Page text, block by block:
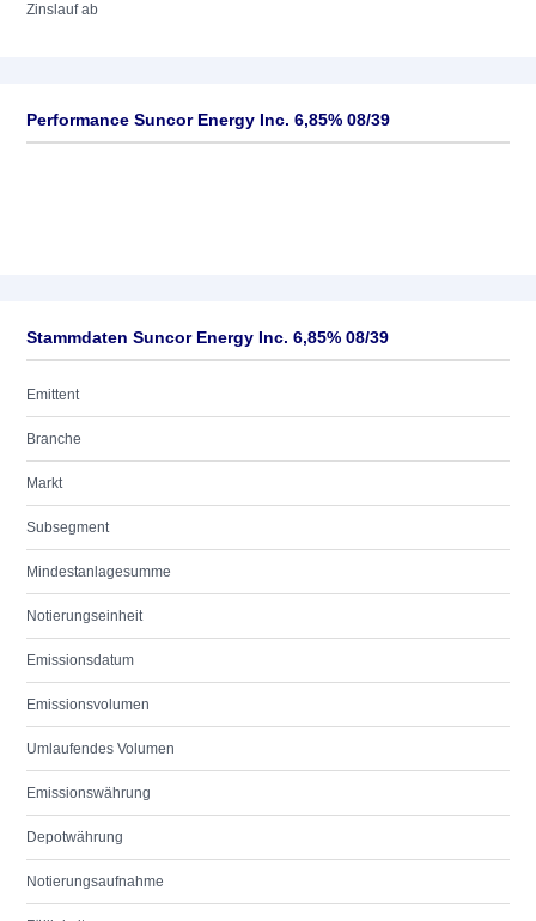
Zinslauf ab
Performance Suncor Energy Inc. 6,85% 08/39
Stammdaten Suncor Energy Inc. 6,85% 08/39
Emittent
Branche
Markt
Subsegment
Mindestanlagesumme
Notierungseinheit
Emissionsdatum
Emissionsvolumen
Umlaufendes Volumen
Emissionswährung
Depotwährung
Notierungsaufnahme